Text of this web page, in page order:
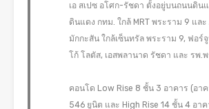
เอ สเปซ อโศก-รัชดา ตั้งอยู่บนถนนดินแ
ดินแดง กทม. ใกล้ MRT พระราม 9 แล
มักกะสัน ใกล้เซ็นทรัล พระราม 9, ฟอร์
โก้ โลตัส, เอสพลานาด รัชดา และ รพ.
คอนโด Low Rise 8 ชั้น 3 อาคาร (อาค
546 ยูนิต และ High Rise 14 ชั้น 4 อา